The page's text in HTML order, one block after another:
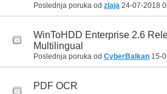
Poslednja poruka od zlaja 24-07-2018
WinToHDD Enterprise 2.6
Multilingual
Poslednja poruka od CyberBalkan 15-
PDF OCR